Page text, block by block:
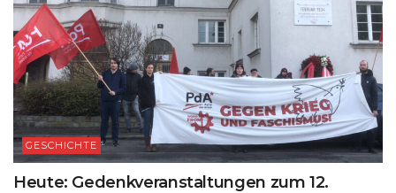
GESCHICHTE
Heute: Gedenkveranstaltungen zum 12.